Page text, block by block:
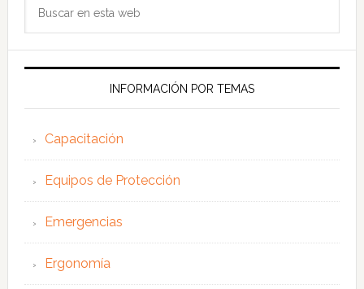
web
INFORMACIÓN POR TEMAS
Capacitación
Equipos de Protección
Emergencias
Ergonomía